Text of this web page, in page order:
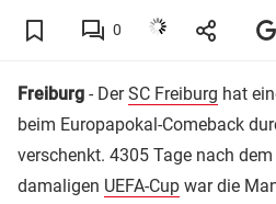
0
Freiburg - DerSC Freiburg hat
beim Europapokal-Comeback
verschenkt. 4305 Tage nach
damaligen UEFA-Cup war die